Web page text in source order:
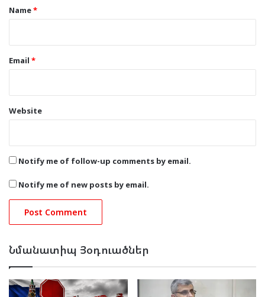
*Name*
Email *
Website
Notify me of follow-up comments by email.
Notify me of new posts by email.
Նմանատիպ Յօդուածներ